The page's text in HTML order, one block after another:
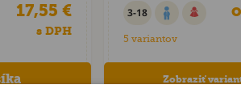
17,55 €
s DPH
3-18
5 variantov
Zobraziť